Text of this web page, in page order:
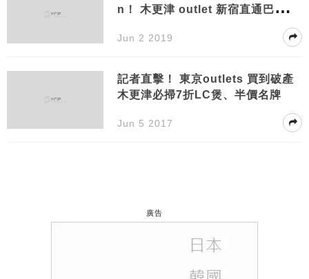
n！ 木更津 outlet 新宿直通巴士教
Jun 2 2019
記者直擊！ 東京outlets 買到破產
木更津必掃7折LC煲、半價名牌
Jun 5 2017
廣告